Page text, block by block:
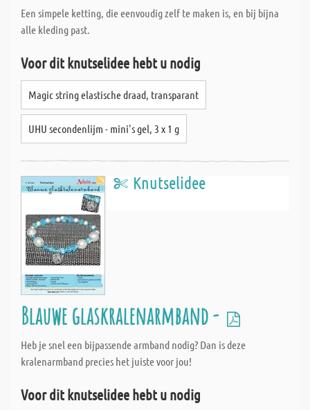
Een simpele ketting, die eenvoudig zelf te maken is, en bij bijna
alle kleding past.
Voor dit knutselidee hebt u nodig
Magic string elastische draad, transparant
UHU secondenlijm - mini's gel, 3 x 1 g
Knutselidee
Blauwe glaskralenarmband -
Heb je snel een bijpassende armband nodig? Dan is deze
kralenarmband precies het juiste voor jou!
Voor dit knutselidee hebt u nodig